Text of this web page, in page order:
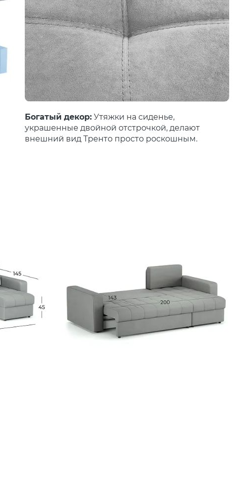
Богатый декор:Утяжки на сиденье,
украшенные двойной отстрочкой, делают
внешний вид Тренто просто роскошным.